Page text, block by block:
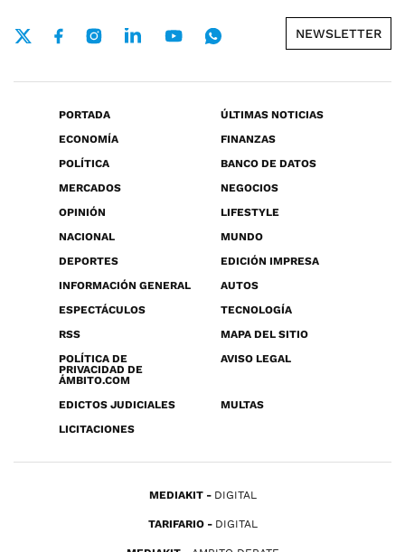
NEWSLETTER
PORTADA
ÚLTIMAS NOTICIAS
ECONOMÍA
FINANZAS
POLÍTICA
BANCO DE DATOS
MERCADOS
NEGOCIOS
OPINIÓN
LIFESTYLE
NACIONAL
MUNDO
DEPORTES
EDICIÓN IMPRESA
INFORMACIÓN GENERAL
AUTOS
ESPECTÁCULOS
TECNOLOGÍA
RSS
MAPA DEL SITIO
POLÍTICA DE
PRIVACIDAD DE
ÁMBITO.COM
AVISO LEGAL
EDICTOS JUDICIALES
MULTAS
LICITACIONES
MEDIAKIT DIGITAL
TARIFARIO DIGITAL